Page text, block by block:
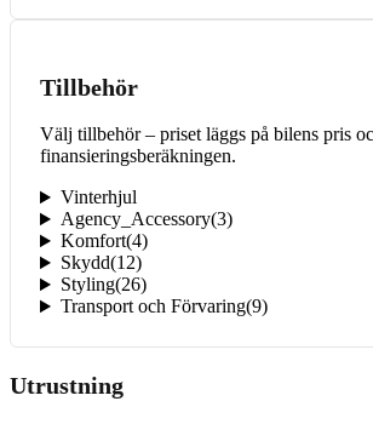
Tillbehör
Välj tillbehör – priset läggs på bilens pris
finansieringsberäkningen.
Vinterhjul
Agency_Accessory(3)
Komfort(4)
Skydd(12)
Styling(26)
Transport och Förvaring(9)
Utrustning